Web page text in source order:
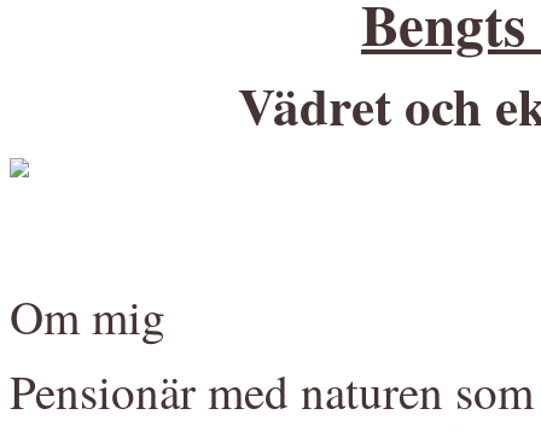
Vädret och
Om mig
Pensionär med naturen